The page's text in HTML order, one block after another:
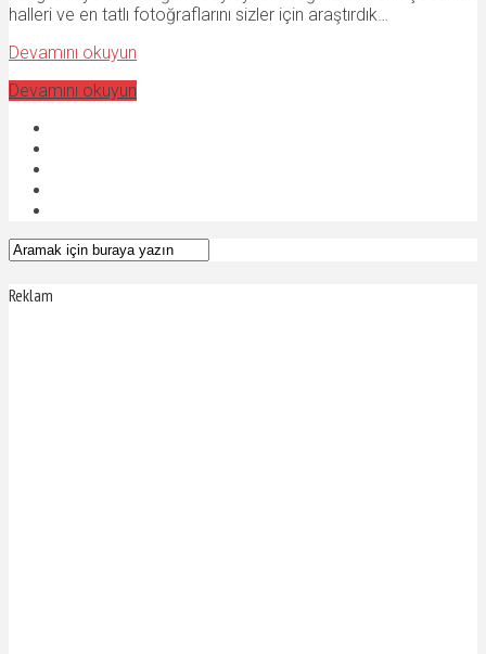
halleri ve en tatlı fotoğraflarını sizler için araştırdık…
Devamını okuyun
Devamını okuyun
Reklam